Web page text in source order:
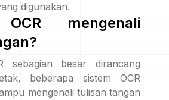
digunakan.
mengenali
sebagian besar dirancang
beberapa sistem OCR
mengenali tulisan tangan